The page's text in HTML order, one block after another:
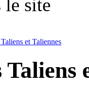
le site
et Taliennes